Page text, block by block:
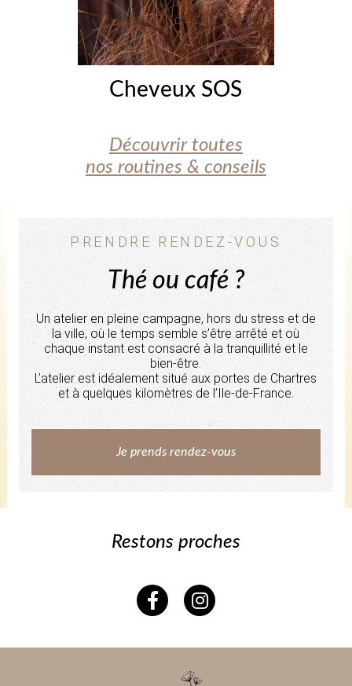
Cheveux SOS
Découvrir toutes
nos routines & conseils
PRENDRE RENDEZ-VOUS
Thé ou café ?
Un atelier en pleine campagne, hors du stress et de
la ville, où le temps semble s’être arrêté et où
chaque instant est consacré à la tranquillité et le
bien-être.
L’atelier est idéalement situé aux portes de Chartres
et à quelques kilomètres de l’Ile-de-France.
Je prends rendez-vous
Restons proches